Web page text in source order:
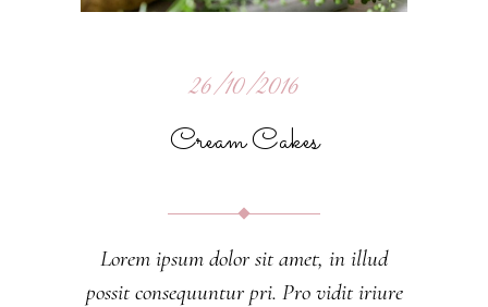
26/10/2016
Cream Cakes
Lorem ipsum dolor sit amet, in illud
possit consequuntur pri. Pro vidit iriure